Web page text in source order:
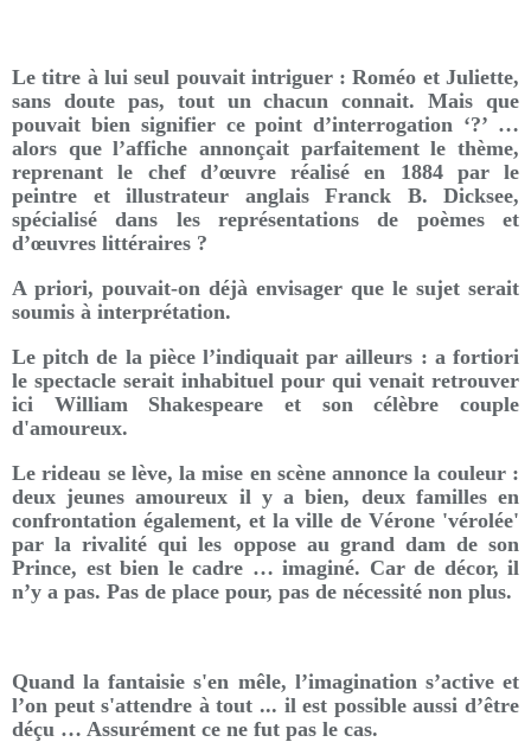
Le titre à lui seul pouvait intriguer : Roméo et Juliette,
sans doute pas, tout un chacun connait. Mais que
pouvait bien signifier ce point d’interrogation ‘?’ …
alors que l’affiche annonçait parfaitement le thème,
reprenant le chef d’œuvre réalisé en 1884 par le
peintre et illustrateur anglais Franck B. Dicksee,
spécialisé dans les représentations de poèmes et
d’œuvres littéraires ?
A priori, pouvait-on déjà envisager que le sujet serait
soumis à interprétation.
Le pitch de la pièce l’indiquait par ailleurs : a fortiori
le spectacle serait inhabituel pour qui venait retrouver
ici William Shakespeare et son célèbre couple
d'amoureux.
Le rideau se lève, la mise en scène annonce la couleur :
deux jeunes amoureux il y a bien, deux familles en
confrontation également, et la ville de Vérone 'vérolée'
par la rivalité qui les oppose au grand dam de son
Prince, est bien le cadre … imaginé. Car de décor, il
n’y a pas. Pas de place pour, pas de nécessité non plus.
Quand la fantaisie s'en mêle, l’imagination s’active et
l’on peut s'attendre à tout ... il est possible aussi d’être
déçu … Assurément ce ne fut pas le cas.